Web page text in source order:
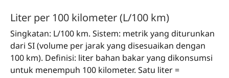
Liter per 100 kilometer (L/100 km)
Singkatan: L/100 km. Sistem: metrik yang diturunkan
dari SI (volume per jarak yang disesuaikan dengan
100 km). Definisi: liter bahan bakar yang dikonsumsi
untuk menempuh 100 kilometer. Satu liter =